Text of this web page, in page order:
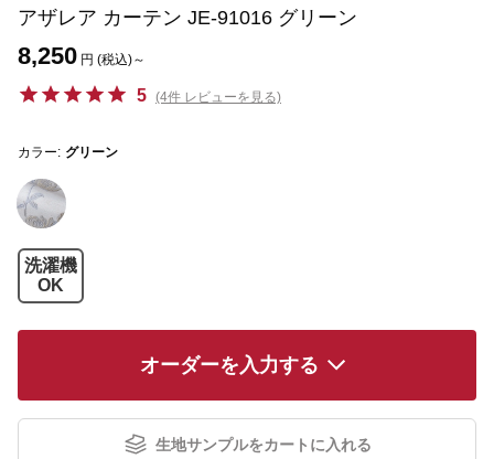
アザレア カーテン JE-91016 グリーン
8,250 円 (税込)～
5 (4件 レビューを見る)
カラー: グリーン
洗濯機
OK
オーダーを入力する
生地サンプルをカートに入れる